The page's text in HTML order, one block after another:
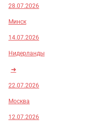
28.07.2026
Минск
14.07.2026
Нидерланды
➜
22.07.2026
Москва
12.07.2026